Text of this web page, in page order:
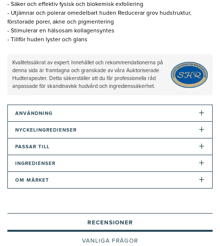
- Säker och effektiv fysisk och biokemisk exfoliering
- Utjämnar och polerar omedelbart huden Reducerar grov hudstruktur,
förstorade porer, akne och pigmentering
- Stimulerar en hälsosam kollagensyntes
- Tillför huden lyster och glans
Kvalitetssäkrat av expert: Innehållet och rekommendationerna på
denna sida är framtagna och granskade av våra Auktoriserade
Hudterapeuter. Detta säkerställer att du får professionella råd
anpassade för skandinavisk hudvård och ingredienssäkerhet.
ANVÄNDNING +
NYCKELINGREDIENSER +
PASSAR TILL +
INGREDIENSER +
OM MÄRKET +
RECENSIONER
VANLIGA FRÅGOR